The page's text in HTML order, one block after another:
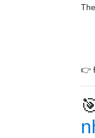
👉